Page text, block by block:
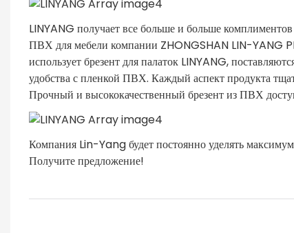
LINYANG получает все больше и больше
ПВХ для мебели компании ZHONGSHAN LIN-YANG
использует брезент для палаток LINYANG,
удобства с пленкой ПВХ. Каждый аспект продукта
Прочный и высококачественный брезент из ПВХ
Компания Lin-Yang будет постоянно уделять
Получите предложение!